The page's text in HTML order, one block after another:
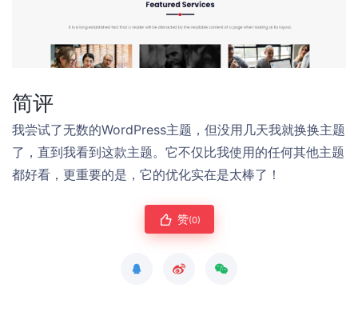
简评
我尝试了无数的WordPress主题，但没用几天我就换换主题
了，直到我看到这款主题。它不仅比我使用的任何其他主题
都好看，更重要的是，它的优化实在是太棒了！
赞(0)